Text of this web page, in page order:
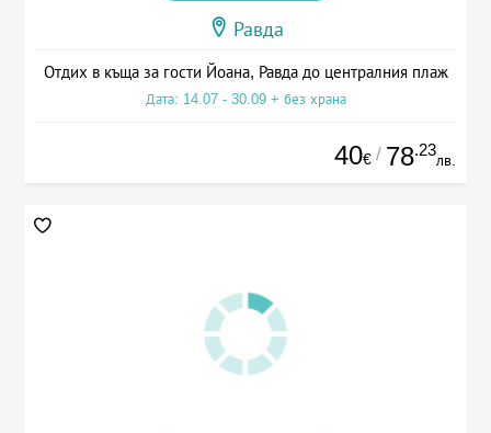
Равда
Отдих в къща за гости Йоана, Равда до централния плаж
Дата: 14.07 - 30.09 + без храна
40€ / 78.23
лв.